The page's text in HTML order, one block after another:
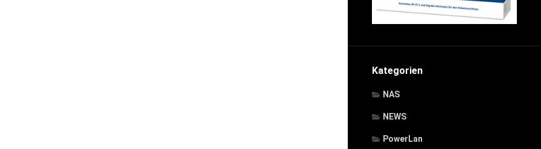
Kategorien
NAS
NEWS
PowerLan